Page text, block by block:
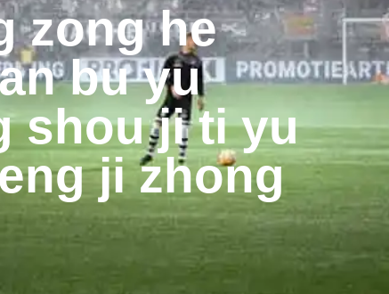
zong he
bu yu
shou ji ti yu
ji zhong